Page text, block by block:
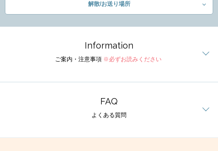
解散/お送り場所
Information
ご案内・注意事項 ※必ずお読みください
FAQ
よくある質問